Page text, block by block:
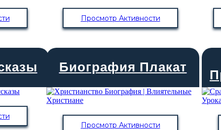
Просмотр Активности
Биография Плакат
Просмотр Активности